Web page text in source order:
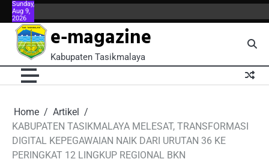
Skip
to
content
Sunday,
Aug 9,
2026
Us
Us
NowUs
Us
the
the
e-magazine
Kabupaten Tasikmalaya
Home
Artikel
KABUPATEN TASIKMALAYA MELESAT, TRANSFORMASI
DIGITAL KEPEGAWAIAN NAIK DARI URUTAN 36 KE
PERINGKAT 12 LINGKUP REGIONAL BKN